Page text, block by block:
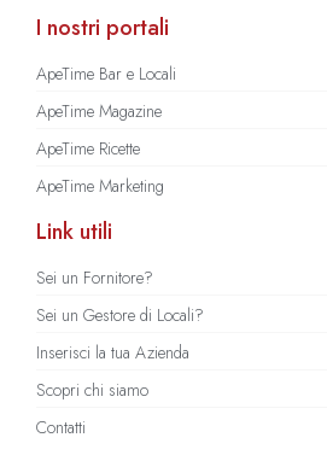
I nostri portali
ApeTime Bar e Locali
ApeTime Magazine
ApeTime Ricette
ApeTime Marketing
Link utili
Sei un Fornitore?
Sei un Gestore di Locali?
Inserisci la tua Azienda
Scopri chi siamo
Contatti